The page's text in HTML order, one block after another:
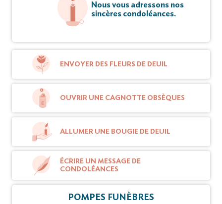
Nous vous adressons nos
sincères condoléances.
ENVOYER DES FLEURS DE DEUIL
OUVRIR UNE CAGNOTTE OBSÈQUES
ALLUMER UNE BOUGIE DE DEUIL
ÉCRIRE UN MESSAGE DE
CONDOLÉANCES
POMPES FUNÈBRES